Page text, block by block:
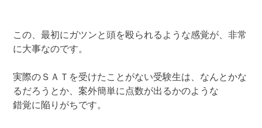
この、最初にガツンと頭を殴られるような感覚が、非常
に大事なのです。
実際のＳＡＴを受けたことがない受験生は、なんとかな
るだろうとか、案外簡単に点数が出るかのような
錯覚に陥りがちです。